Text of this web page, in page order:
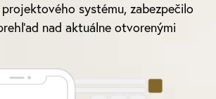
systému, zabezpečilo
nad aktuálne otvorenými